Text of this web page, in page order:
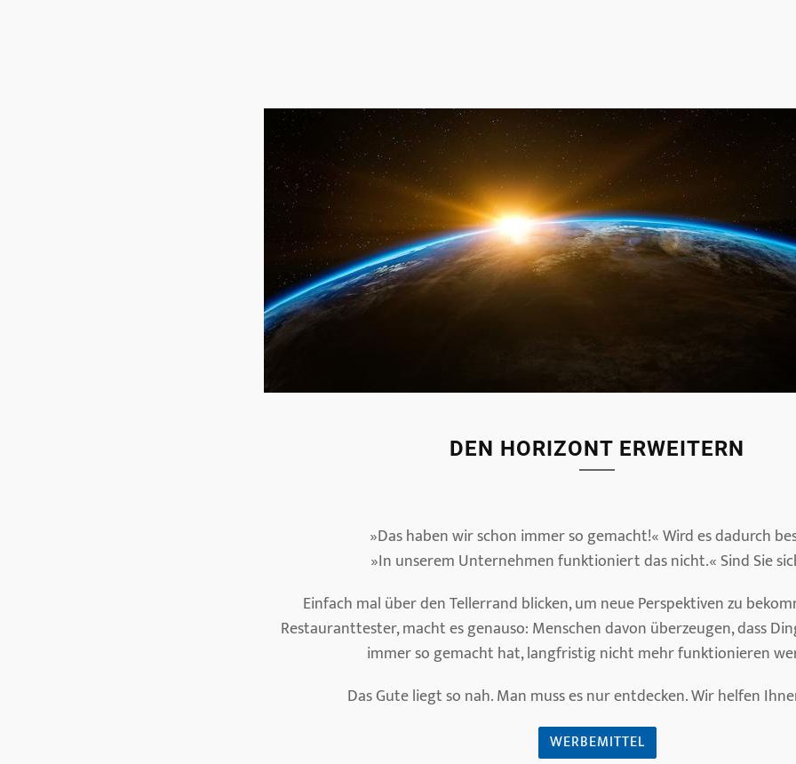
DEN HORIZONT ERWEITERN
»Das haben wir schon immer so gemacht!« Wird es dadurch
»In unserem Unternehmen funktioniert das nicht.« Sind Sie
Einfach mal über den Tellerrand blicken, um neue Perspektiven zu
Restauranttester, macht es genauso: Menschen davon überzeugen, dass
immer so gemacht hat, langfristig nicht mehr funktionieren
Das Gute liegt so nah. Man muss es nur entdecken. Wir helfen
WERBEMITTEL